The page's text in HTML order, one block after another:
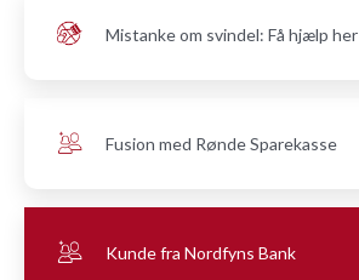
Mistanke om svindel: Få hjælp her
Fusion med Rønde Sparekasse
Kunde fra Nordfyns Bank